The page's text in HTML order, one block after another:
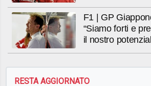
F1 | GP
“Siamo forti e
il nostro
RESTA AGGIORNATO